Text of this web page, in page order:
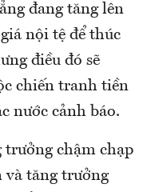
đang tăng lên
nội tệ để thúc
điều đó sẽ
chiến tranh tiền
nước cảnh báo.
chậm chạp
và tăng trưởng